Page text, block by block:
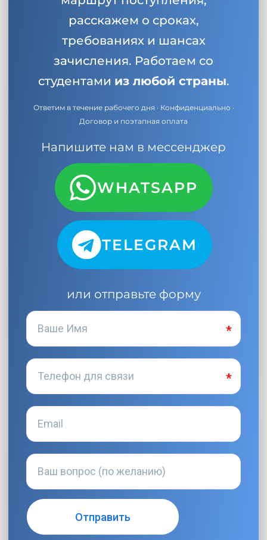
расскажем о сроках,
требованиях и шансах
зачисления. Работаем со
студентами из любой страны.
Ответим в течение рабочего дня · Конфиденциально ·
Договор и поэтапная оплата
Напишите нам в мессенджер
WHATSAPP
TELEGRAM
или отправьте форму